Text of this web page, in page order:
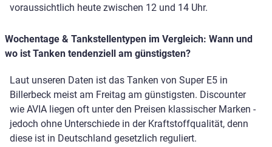
voraussichtlich heute zwischen 12 und 14 Uhr.
Wochentage & Tankstellentypen im Vergleich: Wann und
wo ist Tanken tendenziell am günstigsten?
Laut unseren Daten ist das Tanken von Super E5 in
Billerbeck meist am Freitag am günstigsten. Discounter
wie AVIA liegen oft unter den Preisen klassischer Marken -
jedoch ohne Unterschiede in der Kraftstoffqualität, denn
diese ist in Deutschland gesetzlich reguliert.